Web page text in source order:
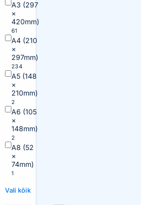
A3 (297
×
420mm)
61
A4 (210
×
297mm)
234
A5 (148
×
210mm)
2
A6 (105
×
148mm)
2
A8 (52
×
74mm)
1
Vali kõik